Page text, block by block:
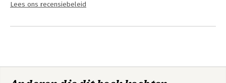
Lees ons recensiebeleid